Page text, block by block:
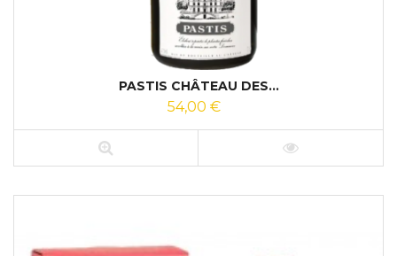
PASTIS CHÂTEAU DES...
54,00 €